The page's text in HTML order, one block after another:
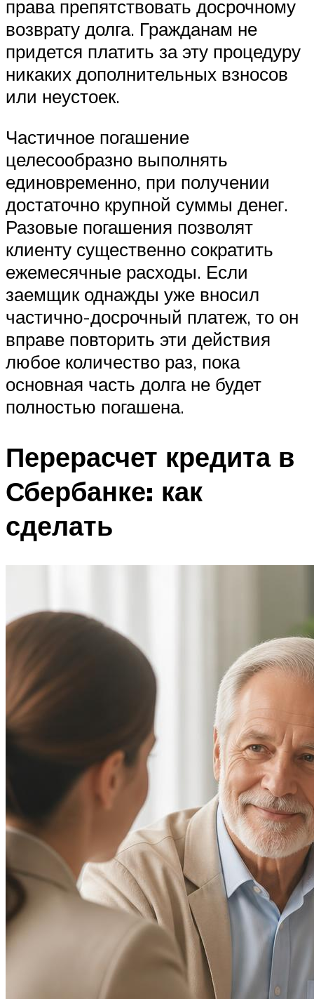
права препятствовать досрочному
возврату долга. Гражданам не
придется платить за эту процедуру
никаких дополнительных взносов
или неустоек.
Частичное погашение
целесообразно выполнять
единовременно, при получении
достаточно крупной суммы денег.
Разовые погашения позволят
клиенту существенно сократить
ежемесячные расходы. Если
заемщик однажды уже вносил
частично-досрочный платеж, то он
вправе повторить эти действия
любое количество раз, пока
основная часть долга не будет
полностью погашена.
Перерасчет кредита в
Сбербанке: как
сделать